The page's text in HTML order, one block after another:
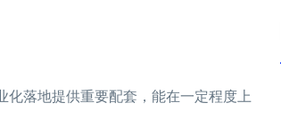
落地提供重要配套，能在一定程度上